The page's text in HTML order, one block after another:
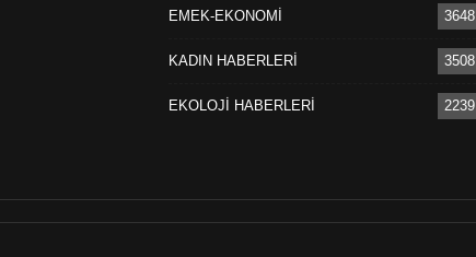
EMEK-EKONOMİ 3648
KADIN HABERLERİ 3508
EKOLOJİ HABERLERİ 2239